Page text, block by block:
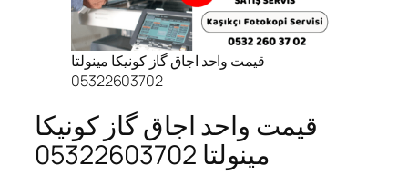
قیمت واحد اجاق گاز کونیکا مینولتا
05322603702
قیمت واحد اجاق گاز کونیکا
مینولتا 05322603702